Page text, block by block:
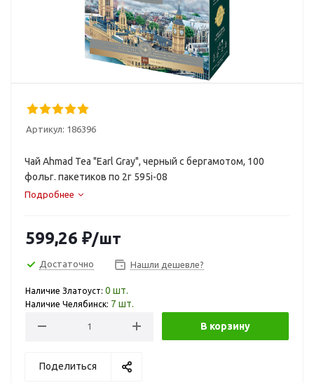
Артикул: 186396
Чай Ahmad Tea "Earl Gray", черный с бергамотом, 100
фольг. пакетиков по 2г 595i-08
Подробнее
599,26 ₽/шт
Достаточно Нашли дешевле?
Наличие Златоуст: 0 шт.
Наличие Челябинск: 7 шт.
В корзину
Поделиться